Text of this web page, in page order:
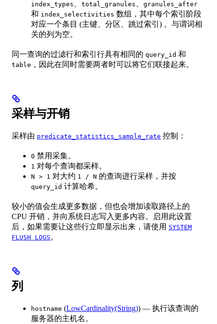
index_types total_granules granules_after
和 index_selectivities 数组，其中每个索引阶段
对应一个条目 (主键、分区、跳过索引) 。与谓词相
关的列为空。
同一查询的过滤行和索引行具有相同的 query_id 和
table ，因此在同时需要两者时可以将它们联接起来。
采样与开销
采样由 predicate_statistics_sample_rate 控制：
0 禁用采集。
1 对每个查询都采样。
N > 1 对大约 1 / N 的查询进行采样，并按
query_id 计算哈希。
较小的值会生成更多数据，但也会增加读取路径上的
CPU 开销，并向系统日志写入更多内容。启用此设置
后，如果需要让这些行立即显示出来，请使用 SYSTEM
FLUSH LOGS 。
列
hostname (LowCardinality(String)) — 执行该查询的
服务器的主机名。